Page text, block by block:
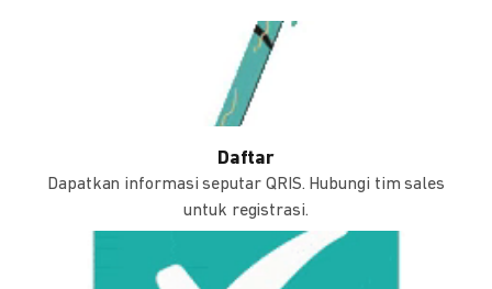
Daftar
Dapatkan informasi seputar QRIS. Hubungi tim sales
untuk registrasi.